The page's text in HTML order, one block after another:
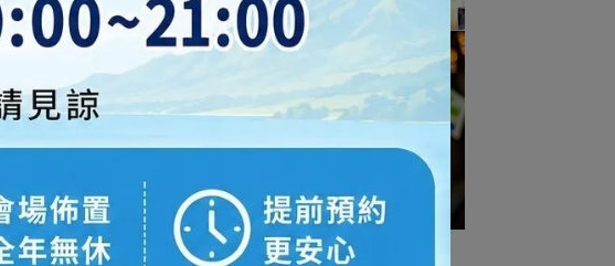
節手電筒 相片燈串夾燈